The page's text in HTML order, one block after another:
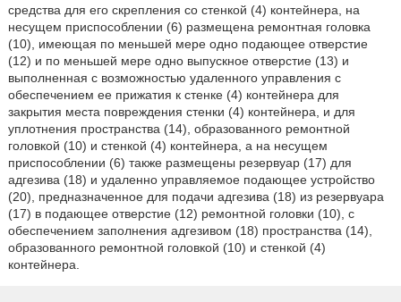
средства для его скрепления со стенкой (4) контейнера, на
несущем приспособлении (6) размещена ремонтная головка
(10), имеющая по меньшей мере одно подающее отверстие
(12) и по меньшей мере одно выпускное отверстие (13) и
выполненная с возможностью удаленного управления с
обеспечением ее прижатия к стенке (4) контейнера для
закрытия места повреждения стенки (4) контейнера, и для
уплотнения пространства (14), образованного ремонтной
головкой (10) и стенкой (4) контейнера, а на несущем
приспособлении (6) также размещены резервуар (17) для
адгезива (18) и удаленно управляемое подающее устройство
(20), предназначенное для подачи адгезива (18) из резервуара
(17) в подающее отверстие (12) ремонтной головки (10), с
обеспечением заполнения адгезивом (18) пространства (14),
образованного ремонтной головкой (10) и стенкой (4)
контейнера.